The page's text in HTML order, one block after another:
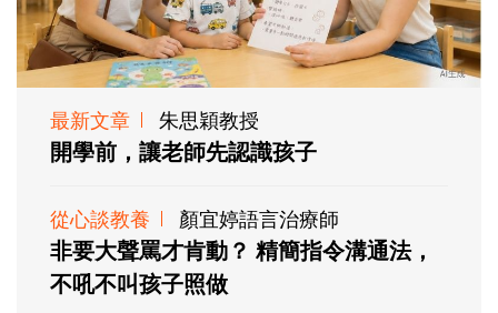
最新文章 朱思穎教授
開學前，讓老師先認識孩子
從心談教養 顏宜婷語言治療師
非要大聲罵才肯動？ 精簡指令溝通法，
不吼不叫孩子照做